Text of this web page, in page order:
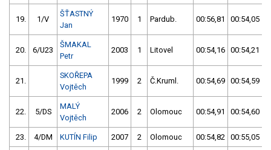
19. 1/V
ŠŤASTNÝ
Jan
1970 1 Pardub. 00:56,81 00:54,05
20. 6/U23
ŠMAKAL
Petr
2003 1 Litovel 00:54,16 00:54,21
21.
SKOŘEPA
Vojtěch
1999 2 Č.Kruml. 00:54,69 00:54,59
22. 5/DS
MALÝ
Vojtěch
2006 2 Olomouc 00:54,91 00:54,60
23. 4/DM KUTÍN Filip 2007 2 Olomouc 00:54,82 00:55,05